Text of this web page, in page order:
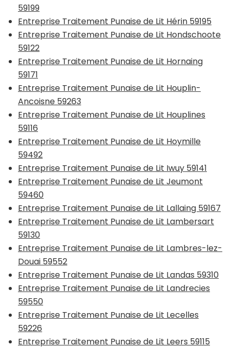
59199
Entreprise Traitement Punaise de Lit Hérin 59195
Entreprise Traitement Punaise de Lit Hondschoote
59122
Entreprise Traitement Punaise de Lit Hornaing
59171
Entreprise Traitement Punaise de Lit Houplin-
Ancoisne 59263
Entreprise Traitement Punaise de Lit Houplines
59116
Entreprise Traitement Punaise de Lit Hoymille
59492
Entreprise Traitement Punaise de Lit Iwuy 59141
Entreprise Traitement Punaise de Lit Jeumont
59460
Entreprise Traitement Punaise de Lit Lallaing 59167
Entreprise Traitement Punaise de Lit Lambersart
59130
Entreprise Traitement Punaise de Lit Lambres-lez-
Douai 59552
Entreprise Traitement Punaise de Lit Landas 59310
Entreprise Traitement Punaise de Lit Landrecies
59550
Entreprise Traitement Punaise de Lit Lecelles
59226
Entreprise Traitement Punaise de Lit Leers 59115